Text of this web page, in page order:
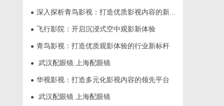
● 深入探析青鸟影视：打造优质影视内容的新力量
● 飞行影院：开启沉浸式空中观影新体验
● 青鸟影视：打造优质观影体验的行业新标杆
● 武汉配眼镜 上海配眼镜
● 华视影视：打造多元化影视内容的领先平台
● 武汉配眼镜 上海配眼镜